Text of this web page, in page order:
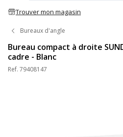
Trouver mon magasin
Bureaux d'angle
Bureau compact à droite
cadre - Blanc
Ref. 79408147